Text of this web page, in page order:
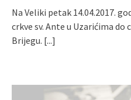
Na Veliki petak 14.04.2017.
crkve sv. Ante u Uzarićima do
Brijegu. [...]